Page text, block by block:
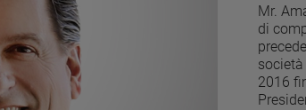
Mr.
di
2016